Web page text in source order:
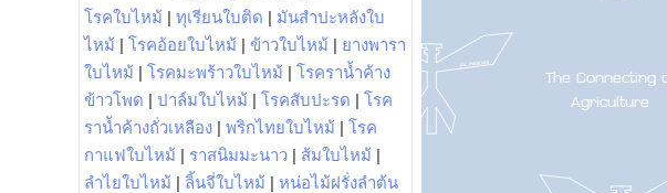
โรคใบไหม้ | ทุเรียนใบติด | มันสำปะหลังใบ
ไหม้ | โรคอ้อยใบไหม้ | ข้าวใบไหม้ | ยางพารา
ใบไหม้ | โรคมะพร้าวใบไหม้ | โรคราน้ำค้าง
ข้าวโพด | ปาล์มใบไหม้ | โรคสับปะรด | โรค
ราน้ำค้างถั่วเหลือง | พริกไทยใบไหม้ | โรค
กาแฟใบไหม้ | ราสนิมมะนาว | ส้มใบไหม้ |
ลำไยใบไหม้ | ลิ้นจี่ใบไหม้ | หน่อไม้ฝรั่งลำต้น